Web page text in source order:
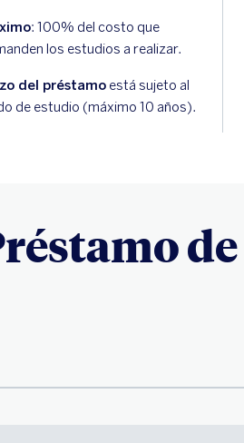
: 100% del costo que
los estudios a realizar.
del préstamo está sujeto al
de estudio (máximo 10 años).
de